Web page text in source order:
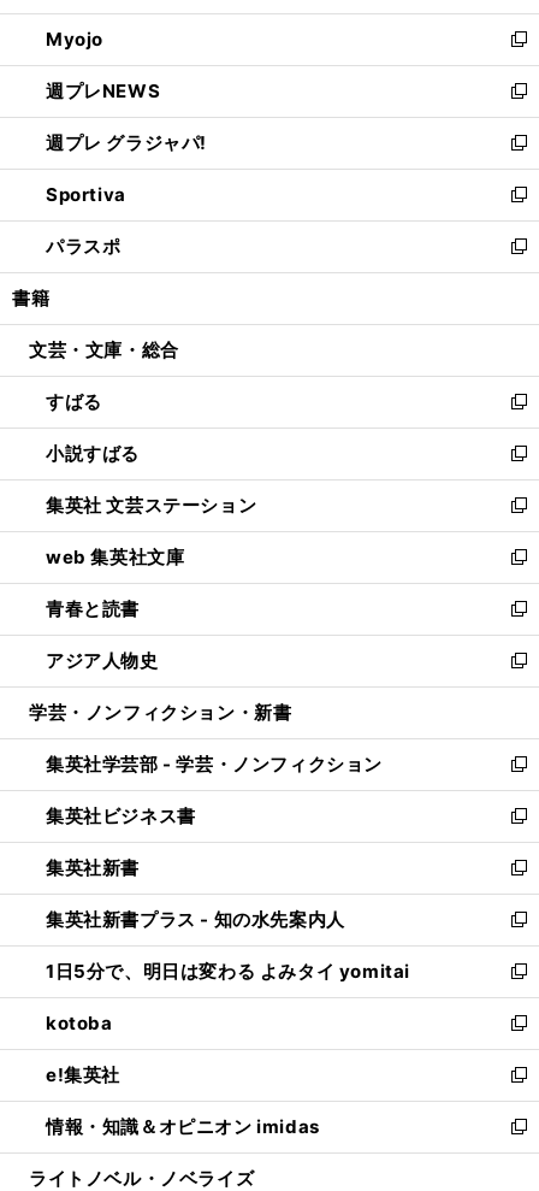
開
く
ウ
で
開
く
ン
ド
ウ
で
開
く
ウ
ィ
ン
ド
ウ
で
開
く
Myojo
新
し
い
ウ
ィ
ン
ド
ウ
で
開
週プレNEWS
新
し
い
ウ
ィ
ン
ド
ウ
開
週プレ グラジャパ!
新
し
い
ウ
ィ
ン
ウ
開
く
Sportiva
新
し
い
ウ
ン
ウ
で
開
く
パラスポ
新
し
ウ
ン
ド
ウ
で
開
く
書籍
文芸・文庫・総合
すばる
新
し
い
ウ
ィ
ン
ド
ウ
で
開
く
小説すばる
新
し
い
ウ
ィ
ン
ド
ウ
で
開
集英社 文芸ステーション
新
し
い
ウ
ィ
ン
ド
ウ
開
く
web 集英社文庫
新
し
い
ウ
ィ
ン
ウ
で
開
く
青春と読書
新
し
い
ウ
ン
ド
ウ
で
開
く
アジア人物史
新
し
ウ
ィ
ン
ド
ウ
で
開
く
学芸・ノンフィクション・新書
集英社学芸部 - 学芸・ノンフィクション
新
し
い
ウ
ィ
ン
ド
ウ
で
開
く
集英社ビジネス書
新
し
い
ウ
ィ
ン
ド
ウ
で
開
く
集英社新書
新
し
い
ウ
ィ
ン
ド
ウ
で
開
く
集英社新書プラス - 知の水先案内人
新
し
い
ウ
ィ
ン
ド
ウ
で
開
1日5分で、明日は変わる よみタイ yomitai
新
し
い
ウ
ィ
ン
ド
ウ
kotoba
新
し
い
ウ
ィ
ン
e!集英社
新
し
い
ウ
情報・知識＆オピニオン imidas
新
し
ライトノベル・ノベライズ